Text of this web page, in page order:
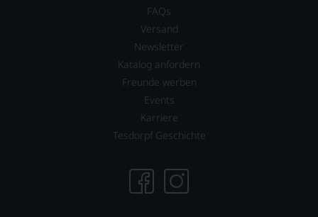
FAQs
Versand
Newsletter
Katalog anfordern
Freunde werben
Events
Karriere
Tesdorpf Geschichte